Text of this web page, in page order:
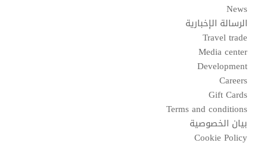
News
الرسالة الإخبارية
Travel trade
Media center
Development
Careers
Gift Cards
Terms and conditions
بيان الخصوصية
Cookie Policy